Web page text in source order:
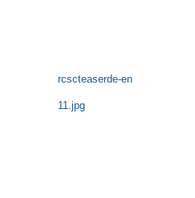
rcscteaserde-en
11.jpg